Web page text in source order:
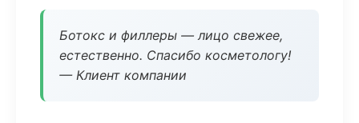
Ботокс и филлеры — лицо свежее,
естественно. Спасибо косметологу!
— Клиент компании